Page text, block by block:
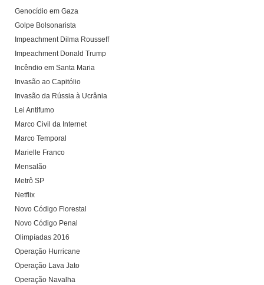
Genocídio em Gaza
Golpe Bolsonarista
Impeachment Dilma Rousseff
Impeachment Donald Trump
Incêndio em Santa Maria
Invasão ao Capitólio
Invasão da Rússia à Ucrânia
Lei Antifumo
Marco Civil da Internet
Marco Temporal
Marielle Franco
Mensalão
Metrô SP
Netflix
Novo Código Florestal
Novo Código Penal
Olimpíadas 2016
Operação Hurricane
Operação Lava Jato
Operação Navalha